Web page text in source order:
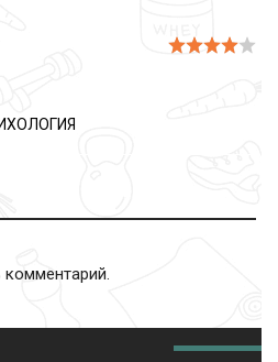
комментарий.